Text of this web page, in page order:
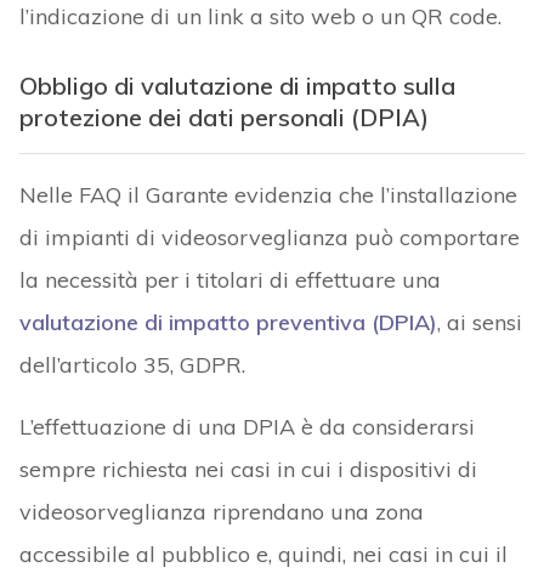
l’indicazione di un link a sito web o un QR code.
Obbligo di valutazione di impatto sulla
protezione dei dati personali (DPIA)
Nelle FAQ il Garante evidenzia che l’installazione
di impianti di videosorveglianza può comportare
la necessità per i titolari di effettuare una
valutazione di impatto preventiva (DPIA), ai sensi
dell’articolo 35, GDPR.
L’effettuazione di una DPIA è da considerarsi
sempre richiesta nei casi in cui i dispositivi di
videosorveglianza riprendano una zona
accessibile al pubblico e, quindi, nei casi in cui il